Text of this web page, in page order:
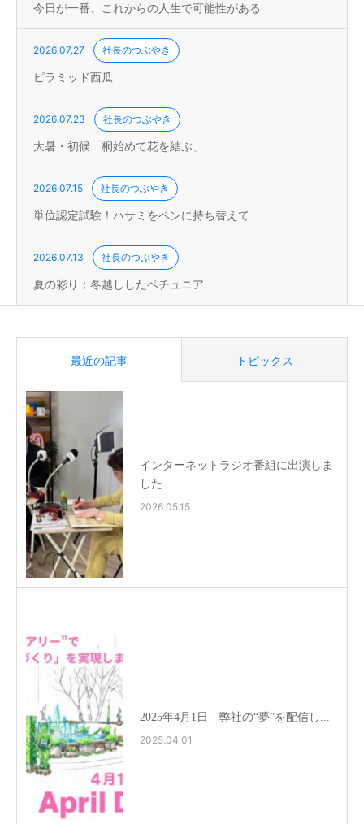
今日が一番、これからの人生で可能性がある
2026.07.27 社長のつぶやき
ピラミッド西瓜
2026.07.23 社長のつぶやき
大暑・初候「桐始めて花を結ぶ」
2026.07.15 社長のつぶやき
単位認定試験！ハサミをペンに持ち替えて
2026.07.13 社長のつぶやき
夏の彩り；冬越ししたペチュニア
最近の記事 トピックス
インターネットラジオ番組に出演しま
した
2026.05.15
2025年4月1日 弊社の“夢”を配信し...
2025.04.01